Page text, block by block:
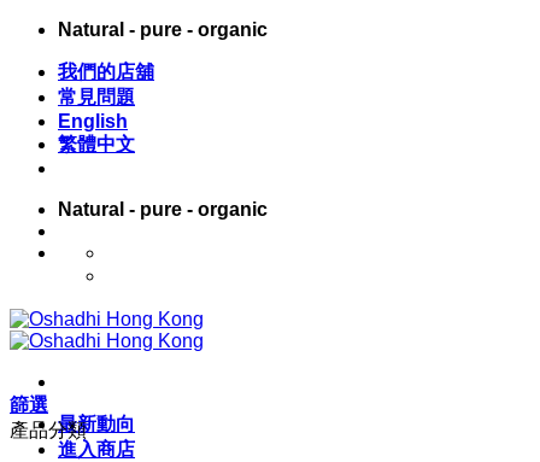
Skip
content
Natural - pure - organic
我們的店舖
常見問題
English
繁體中文
Natural - pure - organic
最新動向
進入商店
篩選
產品分類